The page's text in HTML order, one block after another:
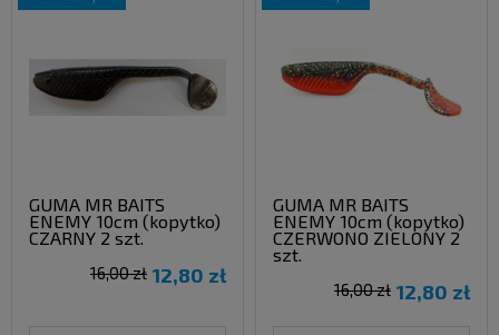
GUMA MR BAITS
ENEMY 10cm (kopytko)
CZARNY 2 szt.
12,80 zł
16,00 zł
GUMA MR BAITS
ENEMY 10cm (kopytko)
CZERWONO ZIELONY 2
szt.
12,80 zł
16,00 zł